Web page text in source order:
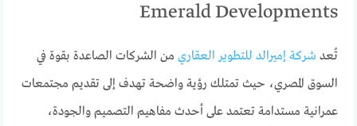
Emerald Developments
تُعد شركة إميرالد للتطوير العقاري من الشركات الصاعدة بقوة في
السوق المصري، حيث تمتلك رؤية واضحة تهدف إلى تقديم مجتمعات
عمرانية مستدامة تعتمد على أحدث مفاهيم التصميم والجودة،